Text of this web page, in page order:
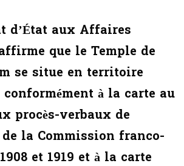
d’État aux Affaires
que le Temple de
se situe en territoire
à la carte au
procès-verbaux de
la Commission franco-
et 1919 et à la carte